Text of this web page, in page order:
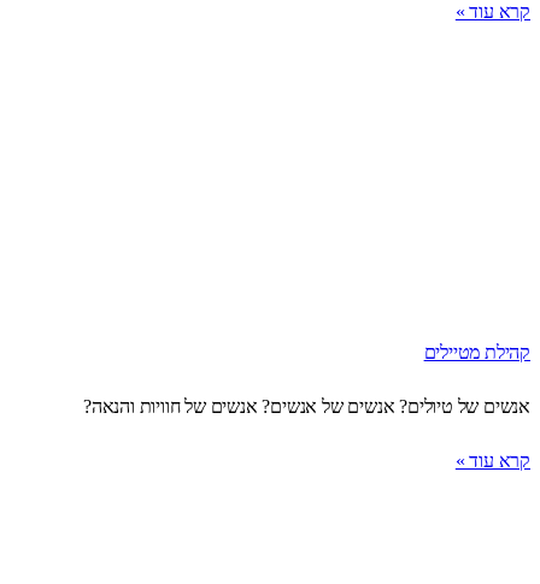
קרא עוד »
קהילת מטיילים
אנשים של טיולים? אנשים של אנשים? אנשים של חוויות והנאה?
קרא עוד »